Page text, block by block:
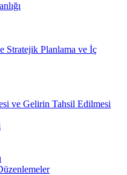
Stratejik Planlama ve İç
ve Gelirin Tahsil Edilmesi